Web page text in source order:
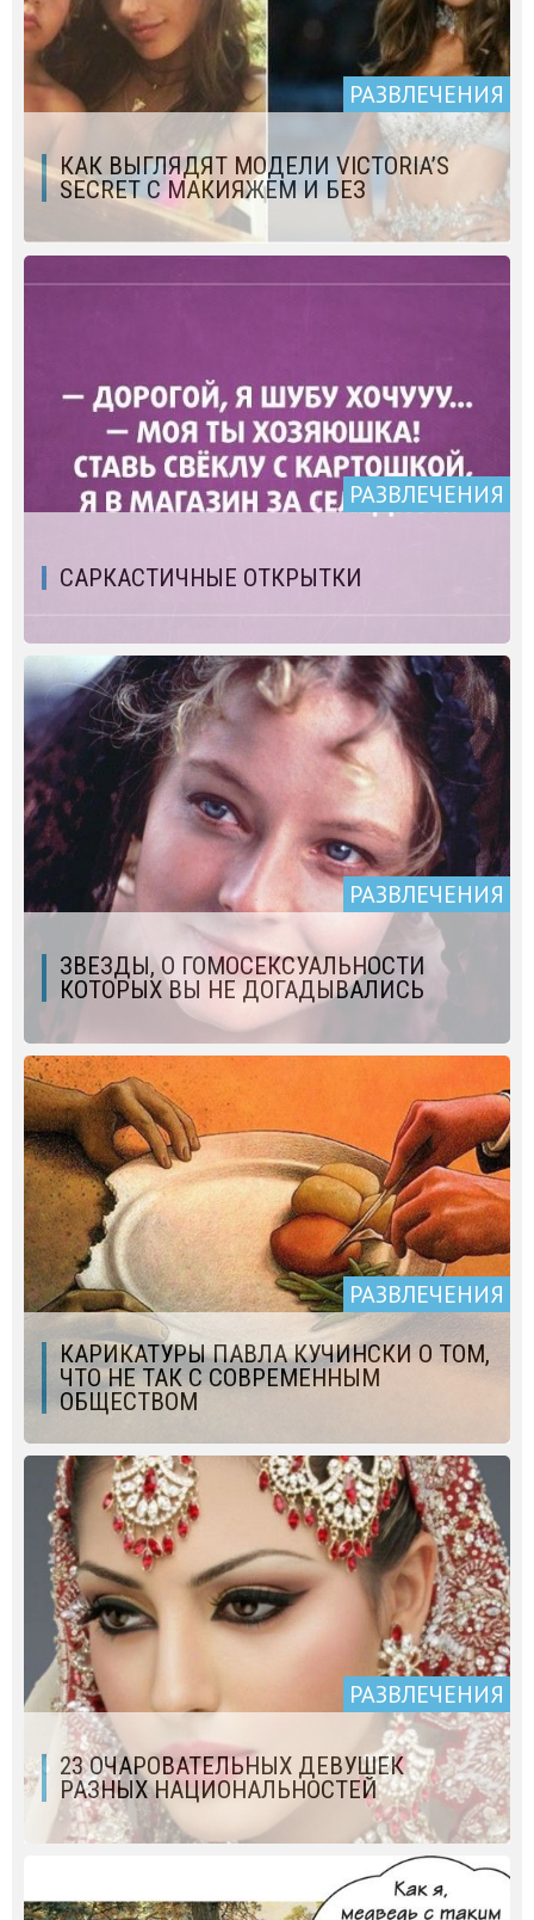
РАЗВЛЕЧЕНИЯ
КАК ВЫГЛЯДЯТ МОДЕЛИ VICTORIA’S
SECRET С МАКИЯЖЕМ И БЕЗ
РАЗВЛЕЧЕНИЯ
САРКАСТИЧНЫЕ ОТКРЫТКИ
РАЗВЛЕЧЕНИЯ
ЗВЕЗДЫ, О ГОМОСЕКСУАЛЬНОСТИ
КОТОРЫХ ВЫ НЕ ДОГАДЫВАЛИСЬ
РАЗВЛЕЧЕНИЯ
КАРИКАТУРЫ ПАВЛА КУЧИНСКИ О ТОМ,
ЧТО НЕ ТАК С СОВРЕМЕННЫМ
ОБЩЕСТВОМ
РАЗВЛЕЧЕНИЯ
23 ОЧАРОВАТЕЛЬНЫХ ДЕВУШЕК
РАЗНЫХ НАЦИОНАЛЬНОСТЕЙ